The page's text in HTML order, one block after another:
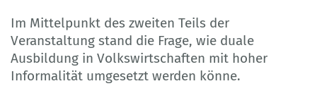
Im Mittelpunkt des zweiten Teils der
Veranstaltung stand die Frage, wie duale
Ausbildung in Volkswirtschaften mit hoher
Informalität umgesetzt werden könne.